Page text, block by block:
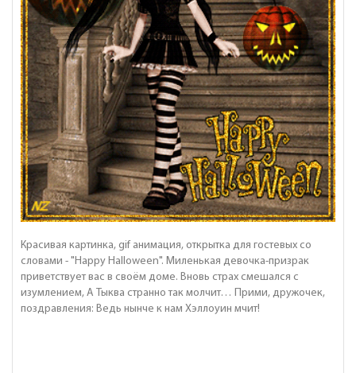
Красивая картинка, gif анимация, открытка для гостевых со
словами - "Happy Halloween". Миленькая девочка-призрак
приветствует вас в своём доме. Вновь страх смешался с
изумлением, А Тыква странно так молчит… Прими, дружочек,
поздравления: Ведь нынче к нам Хэллоуин мчит!